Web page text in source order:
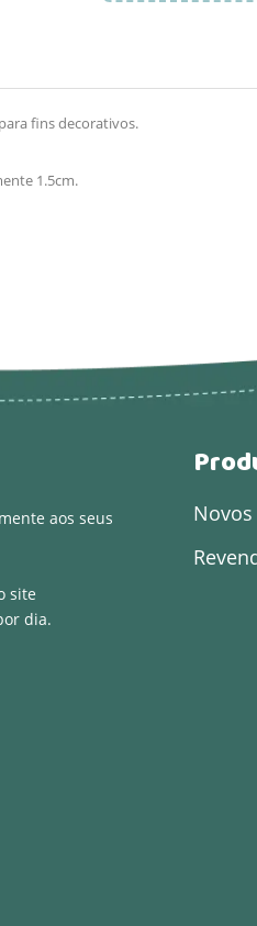
fins decorativos.
1.5cm.
aos seus
site
dia.